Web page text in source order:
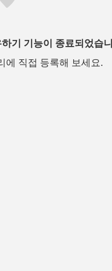
기 기능이 종료되었습
에 직접 등록해 보세요.